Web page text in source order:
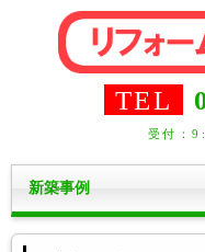
TEL
受付：
新築事例